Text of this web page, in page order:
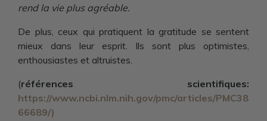
rend la vie plus agréable.
De plus, ceux qui pratiquent la gratitude se sentent
mieux dans leur esprit. Ils sont plus optimistes,
enthousiastes et altruistes.
(références scientifiques:
https://www.ncbi.nlm.nih.gov/pmc/articles/PMC38
66689/)